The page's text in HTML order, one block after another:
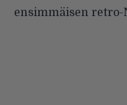
ensimmäisen retro-